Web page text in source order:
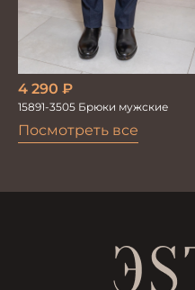
Посмотреть все
4 290 ₽
15891-3505 Брюки мужские